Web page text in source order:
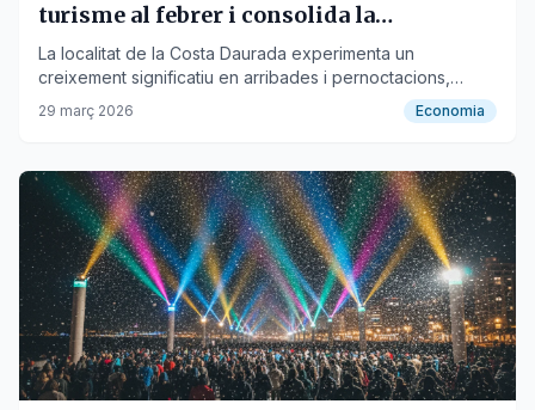
turisme al febrer i consolida la
desestacionalització
La localitat de la Costa Daurada experimenta un
creixement significatiu en arribades i pernoctacions,
especialment de mercats internacionals.
29 març 2026 Economia